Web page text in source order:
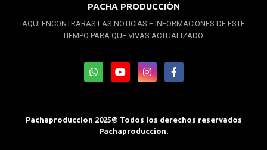
PACHA PRODUCCIÓN
AQUI ENCONTRARAS LAS NOTICIAS E INFORMACIONES DE ESTE
TIEMPO PARA QUE VIVAS ACTUALIZADO.
Pachaproduccion 2025© Todos los derechos reservados
Pachaproduccion.